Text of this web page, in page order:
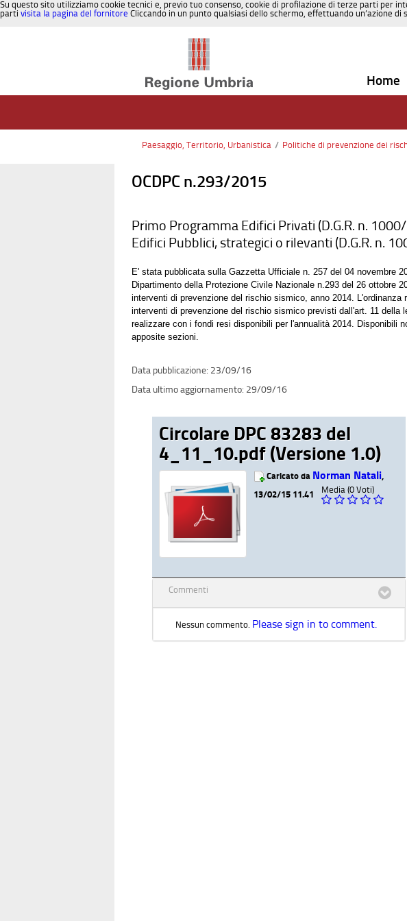
Su questo sito utilizziamo cookie tecnici e, previo tuo consenso, cookie di profilazione di terze parti per
parti visita la pagina del fornitore Cliccando in un punto qualsiasi dello schermo, effettuando un’azione
Home
Paesaggio, Territorio, Urbanistica / Politiche di prevenzione dei
OCDPC n.293/2015
Primo Programma Edifici Privati (D.G.R. n.
Edifici Pubblici, strategici o rilevanti (D.G.R. n.
E' stata pubblicata sulla Gazzetta Ufficiale n. 257 del 04 novembre
Dipartimento della Protezione Civile Nazionale n.293 del 26 ottobre
interventi di prevenzione del rischio sismico, anno 2014. L'ordinanza
interventi di prevenzione del rischio sismico previsti dall'art. 11 della
realizzare con i fondi resi disponibili per l'annualità 2014. Disponibili
apposite sezioni.
23/09/16
29/09/16
Circolare DPC 83283 del
4_11_10.pdf (Versione 1.0)
Caricato da Norman Natali
13/02/15 11.41
Media (0 Voti)
Commenti
Nessun commento. Please sign in to comment.